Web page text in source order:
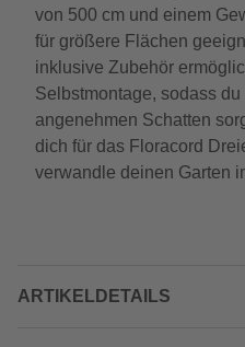
von 500 cm und einem
für größere Flächen
inklusive Zubehör
Selbstmontage, sodass
angenehmen Schatten
dich für das Floracord
verwandle deinen Garten
ARTIKELDETAILS